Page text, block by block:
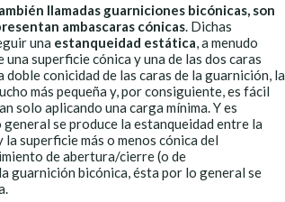
llamadas guarniciones bicónicas, son
ambascaras cónicas . Dichas
una estanqueidad estática , a menudo
superficie cónica y una de las dos caras
conicidad de las caras de la guarnición, la
más pequeña y, por consiguiente, es fácil
solo aplicando una carga mínima. Y es
se produce la estanqueidad entre la
superficie más o menos cónica del
de abertura/cierre (o de
guarnición bicónica, ésta por lo general se